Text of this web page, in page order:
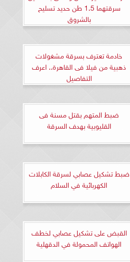
سرقتهما 1.5 طن حديد تسليح
بالشروق
خادمة تعترف بسرقة مشغولات
ذهبية من فيلا فى القاهرة.. اعرف
التفاصيل
ضبط المتهم بقتل مسنة فى
القليوبية بهدف السرقة
ضبط تشكيل عصابي لسرقة الكابلات
الكهربائية في السلام
القبض على تشكيل عصابي لخطف
الهواتف المحمولة في الدقهلية